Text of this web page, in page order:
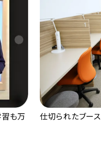
も万
仕切られたブー